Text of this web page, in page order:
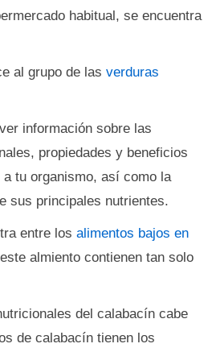
habitual, se encuentra
al grupo de las verduras
información sobre las
propiedades y beneficios
tu organismo, así como la
sus principales nutrientes.
entre los alimentos bajos en
almiento contienen tan solo
del calabacín cabe
de calabacín tienen los